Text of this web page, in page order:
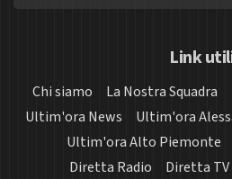
Link
Chi siamo La Nostra Squadra
Ultim'ora News
Ultim'ora
Ultim'ora Alto Piemonte
Diretta Radio
Diretta TV